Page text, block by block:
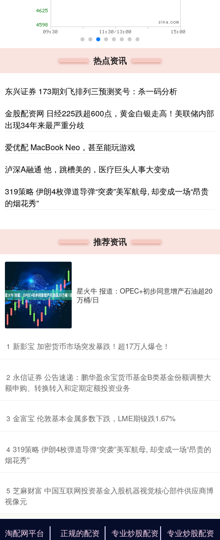
热点资讯
东兴证券 173期刘飞排列三预测奖号：杀一码分析
金股配资网 日经225跌超600点，黄金白银走高！美联储内部
出现34年来最严重分歧
爱优配 MacBook Neo，甚至能玩游戏
泸深A融通 他，跳槽美的，医疗巨头人事大变动
319策略 伊朗4枚弹道导弹“突袭”美军航母, 却变成一场“昂贵
的烟花秀”
推荐资讯
星火牛 报道：OPEC+初步同意增产石油超20
万桶/日
1 ​新影宝 加密货币市场突发暴跌！超17万人爆仓！
2 ​永信证券 公告速递：鹏华盈余宝货币基金B类基金份额调整大
额申购、转换转入和定期定额投资业务
3 ​金富宝 伦敦基本金属多数下跌，LME期镍跌1.67%
4 ​319策略 伊朗4枚弹道导弹“突袭”美军航母, 却变成一场“昂贵的
烟花秀”
5 ​芝麻财富 中国互联网投资基金入股机器视觉核心部件供应商博
视像元
淘配网平台 正规的配资
专业炒股配资
专业炒股配资